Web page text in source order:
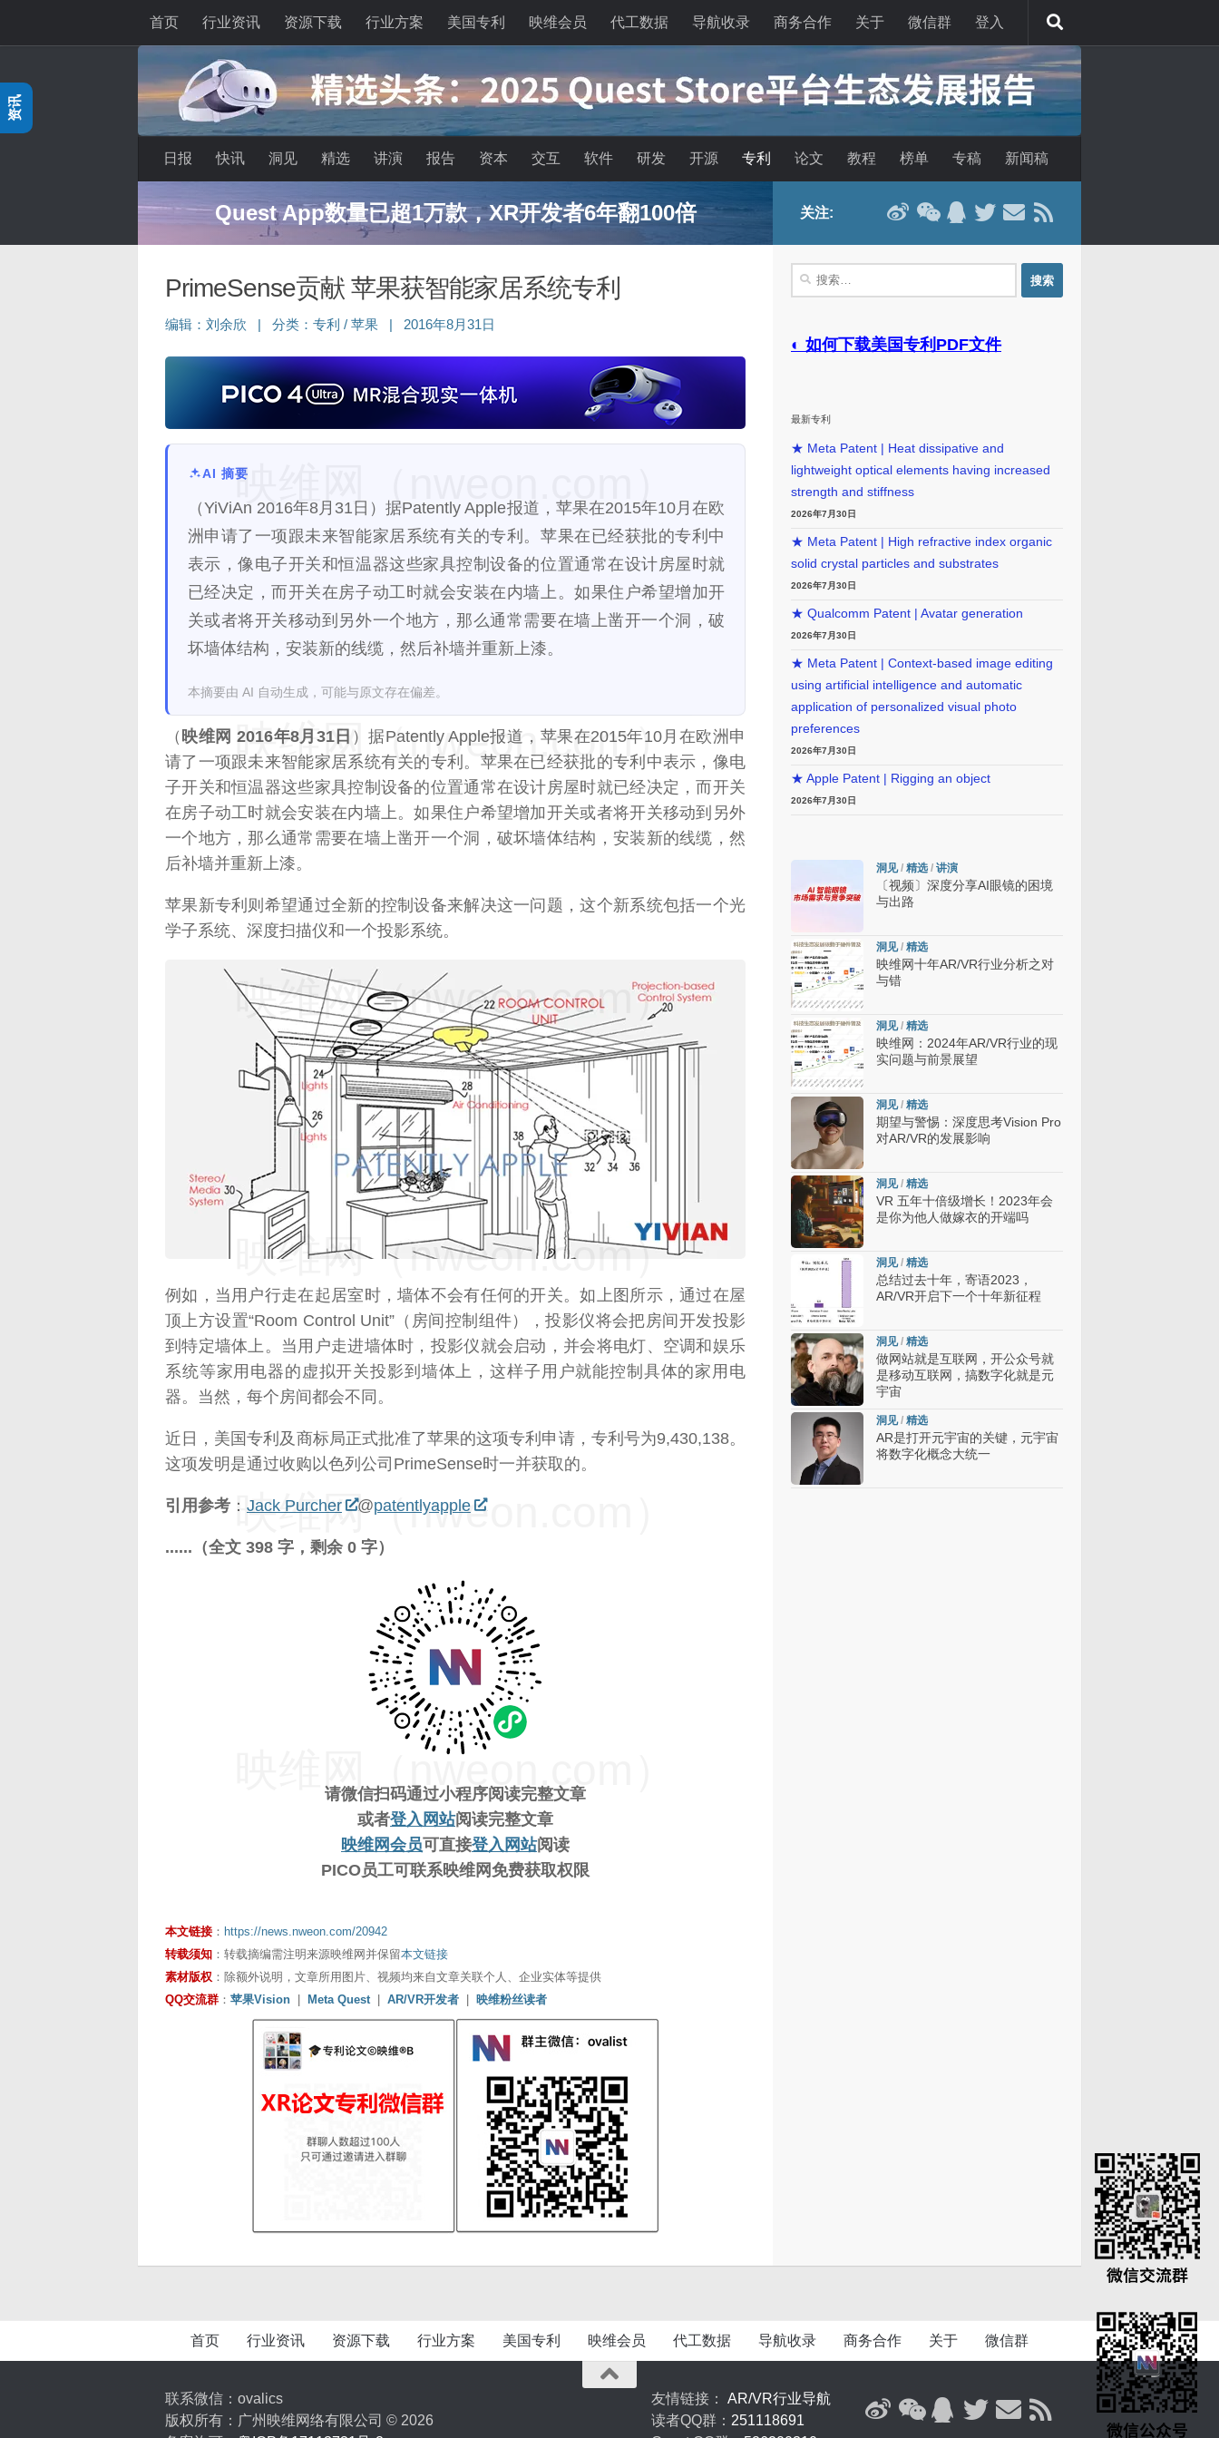
首页 行业资讯 资源下载 行业方案 美国专利 映维会员 代工数据 导航收录 商务合作 关于 微信群 登入
日报 快讯 洞见 精选 讲演 报告 资本 交互 软件 研发 开源 专利 论文 教程 榜单 专稿 新闻稿
Quest App数量已超1万款，XR开发者6年翻100倍
PrimeSense贡献 苹果获智能家居系统专利
编辑： 刘余欣 分类： 专利 / 苹果 2016年8月31日
AI 摘要
（YiViAn 2016年8月31日）据Patently Apple报道，苹果在2015年10月在欧
洲申请了一项跟未来智能家居系统有关的专利。苹果在已经获批的专利中
表示，像电子开关和恒温器这些家具控制设备的位置通常在设计房屋时就
已经决定，而开关在房子动工时就会安装在内墙上。如果住户希望增加开
关或者将开关移动到另外一个地方，那么通常需要在墙上凿开一个洞，破
坏墙体结构，安装新的线缆，然后补墙并重新上漆。
本摘要由 AI 自动生成，可能与原文存在偏差。
（ 映维网 2016年8月31日 ）据Patently Apple报道，苹果在2015年10月在欧洲申
请了一项跟未来智能家居系统有关的专利。苹果在已经获批的专利中表示，像电
子开关和恒温器这些家具控制设备的位置通常在设计房屋时就已经决定，而开关
在房子动工时就会安装在内墙上。如果住户希望增加开关或者将开关移动到另外
一个地方，那么通常需要在墙上凿开一个洞，破坏墙体结构，安装新的线缆，然
后补墙并重新上漆。
苹果新专利则希望通过全新的控制设备来解决这一问题，这个新系统包括一个光
学子系统、深度扫描仪和一个投影系统。
例如，当用户行走在起居室时，墙体不会有任何的开关。如上图所示，通过在屋
顶上方设置“Room Control Unit”（房间控制组件），投影仪将会把房间开发投影
到特定墙体上。当用户走进墙体时，投影仪就会启动，并会将电灯、空调和娱乐
系统等家用电器的虚拟开关投影到墙体上，这样子用户就能控制具体的家用电
器。当然，每个房间都会不同。
近日，美国专利及商标局正式批准了苹果的这项专利申请，专利号为9,430,138。
这项发明是通过收购以色列公司PrimeSense时一并获取的。
引用参考 ： Jack Purcher @patentlyapple
......（全文 398 字，剩余 0 字）
请微信扫码通过小程序阅读完整文章
或者登入网站阅读完整文章
映维网会员可直接登入网站阅读
PICO员工可联系映维网免费获取权限
映维网（nweon.com）
映维网（nweon.com）
映维网（nweon.com）
映维网（nweon.com）
映维网（nweon.com）
映维网（nweon.com）
本文链接 ： https://news.nweon.com/20942
转载须知 ：转载摘编需注明来源映维网并保留本文链接
素材版权 ：除额外说明，文章所用图片、视频均来自文章关联个人、企业实体等提供
QQ交流群 ： 苹果Vision | Meta Quest | AR/VR开发者 | 映维粉丝读者
关注:
搜
索：
◐ 如何下载美国专利PDF文件
最新专利
★ Meta Patent | Heat dissipative and
lightweight optical elements having increased
strength and stiffness
2026年7月30日
★ Meta Patent | High refractive index organic
solid crystal particles and substrates
2026年7月30日
★ Qualcomm Patent | Avatar generation
2026年7月30日
★ Meta Patent | Context-based image editing
using artificial intelligence and automatic
application of personalized visual photo
preferences
2026年7月30日
★ Apple Patent | Rigging an object
2026年7月30日
洞见/ 精选 / 讲演
〔视频〕深度分享AI眼镜的困境
与出路
洞见/ 精选
映维网十年AR/VR行业分析之对
与错
洞见/ 精选
映维网：2024年AR/VR行业的现
实问题与前景展望
洞见/ 精选
期望与警惕：深度思考Vision Pro
对AR/VR的发展影响
洞见/ 精选
VR 五年十倍级增长！2023年会
是你为他人做嫁衣的开端吗
洞见/ 精选
总结过去十年，寄语2023，
AR/VR开启下一个十年新征程
洞见/ 精选
做网站就是互联网，开公众号就
是移动互联网，搞数字化就是元
宇宙
洞见/ 精选
AR是打开元宇宙的关键，元宇宙
将数字化概念大统一
首页 行业资讯 资源下载 行业方案 美国专利 映维会员 代工数据 导航收录 商务合作 关于 微信群
联系微信：ovalics
版权所有：广州映维网络有限公司 © 2026
友情链接： AR/VR行业导航
读者QQ群： 251118691
资讯